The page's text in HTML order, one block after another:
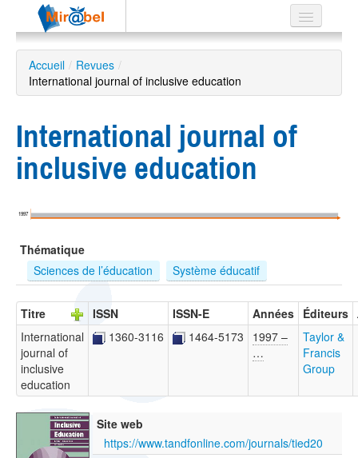
Le réseau
Soutien
avancée
ES
?
Accueil / Revues /
International journal of inclusive education
International journal of
inclusive education
1997
Thématique
Sciences de l’éducation
Système éducatif
Titre ISSN ISSN-E Années Éditeurs
International
journal of
inclusive
education
1360-3116 1464-5173
1997 –
…
Taylor &
Francis
Group
Site web
https://www.tandfonline.com/journals/tied20